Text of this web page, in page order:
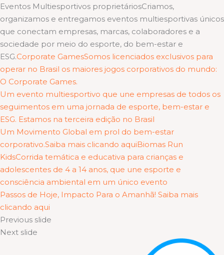
Eventos Multiesportivos proprietáriosCriamos,
organizamos e entregamos eventos multiesportivas únicos
que conectam empresas, marcas, colaboradores e a
sociedade por meio do esporte, do bem-estar e
ESG.Corporate GamesSomos licenciados exclusivos para
operar no Brasil os maiores jogos corporativos do mundo:
O Corporate Games.
Um evento multiesportivo que une empresas de todos os
seguimentos em uma jornada de esporte, bem-estar e
ESG. Estamos na terceira edição no Brasil
Um Movimento Global em prol do bem-estar
corporativo.Saiba mais clicando aquiBiomas Run
KidsCorrida temática e educativa para crianças e
adolescentes de 4 a 14 anos, que une esporte e
consciência ambiental em um único evento
Passos de Hoje, Impacto Para o Amanhã! Saiba mais
clicando aqui
Previous slide
Next slide